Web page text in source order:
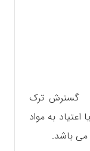
گسترش ترک
به مواد
می باشد.